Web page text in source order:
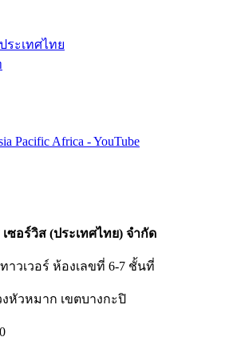
ระเทศไทย
Pacific Africa - YouTube
ซอร์วิส (ประเทศไทย) จำกัด
าวเวอร์ ห้องเลขที่ 6-7 ชั้นที่
หัวหมาก เขตบางกะปิ